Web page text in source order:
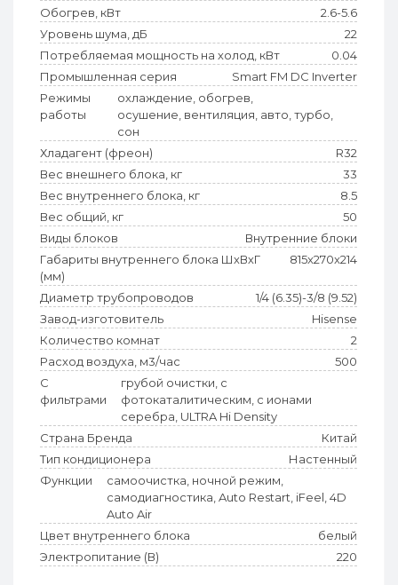
Обогрев, кВт
2.6-5.6
Уровень шума, дБ
22
Потребляемая мощность на холод, кВт
0.04
Промышленная серия
Smart FM DC Inverter
Режимы
работы
охлаждение, обогрев,
осушение, вентиляция, авто, турбо,
сон
Хладагент (фреон)
R32
Вес внешнего блока, кг
33
Вес внутреннего блока, кг
8.5
Вес общий, кг
50
Виды блоков
Внутренние блоки
Габариты внутреннего блока ШхВхГ
(мм)
815x270x214
Диаметр трубопроводов
1/4 (6.35)-3/8 (9.52)
Завод-изготовитель
Hisense
Количество комнат
2
Расход воздуха, м3/час
500
С
фильтрами
грубой очистки, с
фотокаталитическим, с ионами
серебра, ULTRA Hi Density
Страна Бренда
Китай
Тип кондиционера
Настенный
Функции
самоочистка, ночной режим,
самодиагностика, Auto Restart, iFeel, 4D
Auto Air
Цвет внутреннего блока
белый
Электропитание (В)
220